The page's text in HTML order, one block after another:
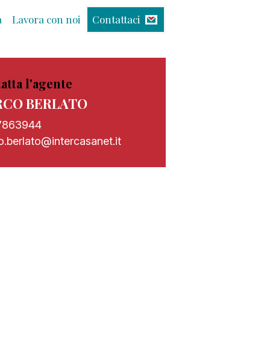
Lavora con noi Contattaci
l'agente
BERLATO